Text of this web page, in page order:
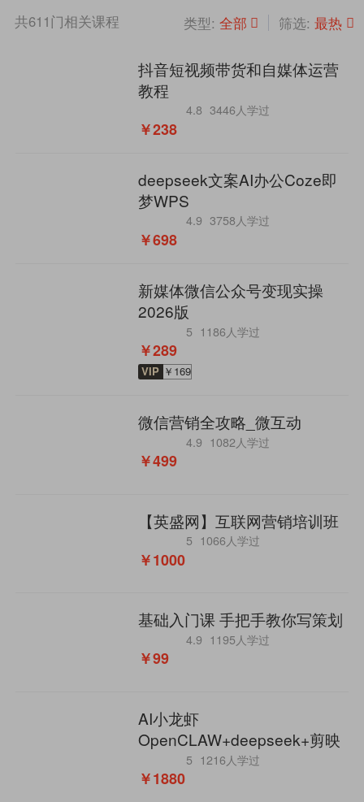
共611门相关课程 类型: 全部 筛选: 最热
抖音短视频带货和自媒体运营
教程
4.8 3446人学过
￥238
deepseek文案AI办公Coze即
梦WPS
4.9 3758人学过
￥698
新媒体微信公众号变现实操
2026版
5 1186人学过
￥289
VIP ￥169
微信营销全攻略_微互动
4.9 1082人学过
￥499
【英盛网】互联网营销培训班
5 1066人学过
￥1000
基础入门课 手把手教你写策划
4.9 1195人学过
￥99
AI小龙虾
OpenCLAW+deepseek+剪映
5 1216人学过
￥1880